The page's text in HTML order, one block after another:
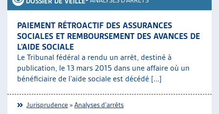
PAIEMENT RÉTROACTIF DES ASSURANCES
SOCIALES ET REMBOURSEMENT DES AVANCES DE
L’AIDE SOCIALE
Le Tribunal fédéral a rendu un arrêt, destiné à
publication, le 13 mars 2015 dans une affaire où un
bénéficiaire de l’aide sociale est décédé [...]
Jurisprudence »Analyses d'arrêts